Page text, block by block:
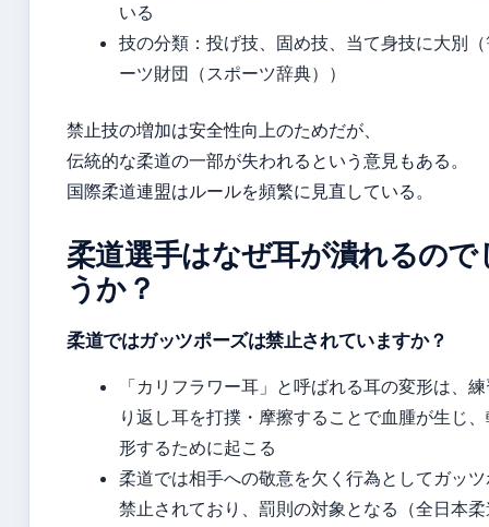
いる
技の分類：投げ技、固め技、当て身技に大別
ーツ財団（スポーツ辞典））
禁止技の増加は安全性向上のためだが、
伝統的な柔道の一部が失われるという意見もある。
国際柔道連盟はルールを頻繁に見直している。
柔道選手はなぜ耳が潰れるので
うか？
柔道ではガッツポーズは禁止されていますか？
「カリフラワー耳」と呼ばれる耳の変形は、
り返し耳を打撲・摩擦することで血腫が生じ
形するために起こる
柔道では相手への敬意を欠く行為としてガッ
禁止されており、罰則の対象となる（全日本